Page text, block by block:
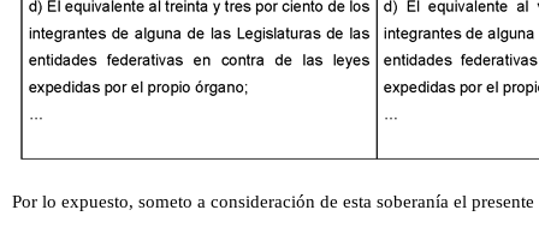
Por lo expuesto, someto a consideración de esta soberanía el